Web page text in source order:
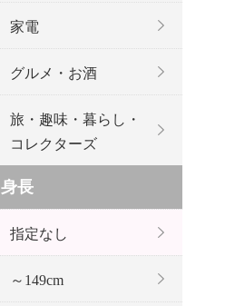
家電
グルメ・お酒
旅・趣味・暮らし・
コレクターズ
身長
指定なし
～149cm